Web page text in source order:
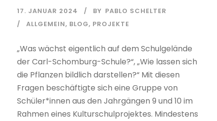
17. JANUAR 2024 BY PABLO SCHELTER
ALLGEMEIN, BLOG, PROJEKTE
„Was wächst eigentlich auf dem Schulgelände
der Carl-Schomburg-Schule?“, „Wie lassen sich
die Pflanzen bildlich darstellen?“ Mit diesen
Fragen beschäftigte sich eine Gruppe von
Schüler*innen aus den Jahrgängen 9 und 10 im
Rahmen eines Kulturschulprojektes. Mindestens